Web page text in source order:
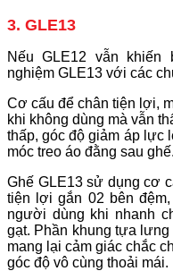
3. GLE13
Nếu GLE12 vẫn
nghiệm GLE13 với các
Cơ cấu để chân tiện lợi,
khi không dùng mà vẫn
thấp, góc độ giảm áp lực
móc treo áo đằng sau ghế.
Ghế GLE13 sử dụng cơ
tiện lợi gắn 02 bên
người dùng khi nhanh
gạt. Phần khung tựa
mang lại cảm giác chắc
góc độ vô cùng thoải mái.